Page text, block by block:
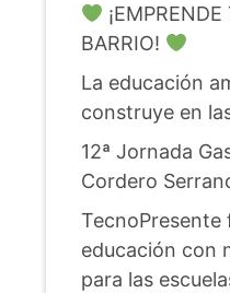
BARRIO!
La educación
construye en
12ª Jornada
Cordero
TecnoPresente
educación con
para las